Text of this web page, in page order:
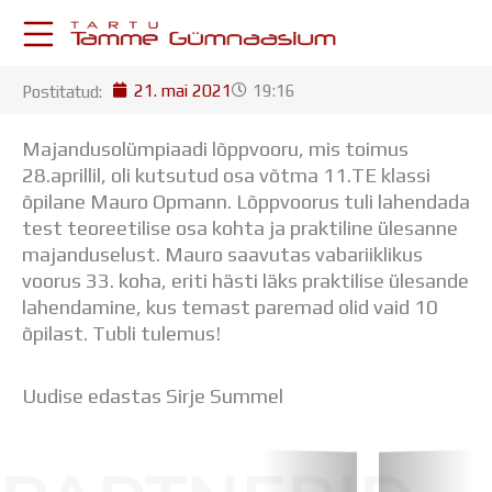
KESKKONNAD
Postkast
Drive
Tamme TV
Tamme Leht
Kooliraadio
Koorilaul
ÕPPETÖÖ
Õppekava
Postitatud: 21. mai 2021 19:16
Majandusolümpiaadi lõppvooru, mis toimus
28.aprillil, oli kutsutud osa võtma 11.TE klassi
õpilane Mauro Opmann. Lõppvoorus tuli lahendada
test teoreetilise osa kohta ja praktiline ülesanne
majanduselust. Mauro saavutas vabariiklikus
voorus 33. koha, eriti hästi läks praktilise ülesande
lahendamine, kus temast paremad olid vaid 10
õpilast. Tubli tulemus!
Uudise edastas Sirje Summel